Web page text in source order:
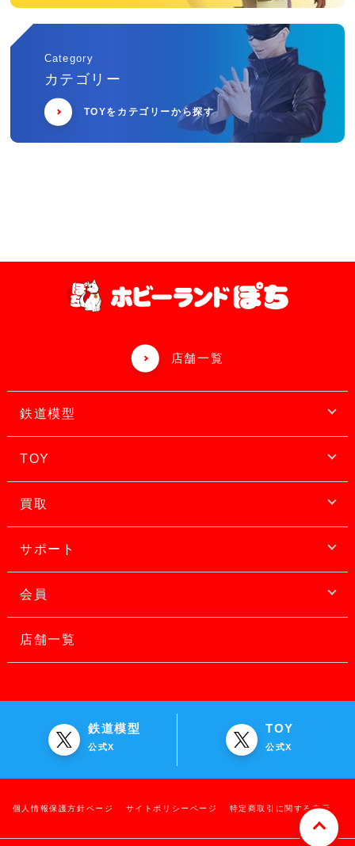
Category
カテゴリー
TOYをカテゴリーから探す
店舗一覧
鉄道模型
TOY
買取
サポート
会員
店舗一覧
鉄道模型
公式X
TOY
公式X
個人情報保護方針ページ サイトポリシーページ 特定商取引に関する表示